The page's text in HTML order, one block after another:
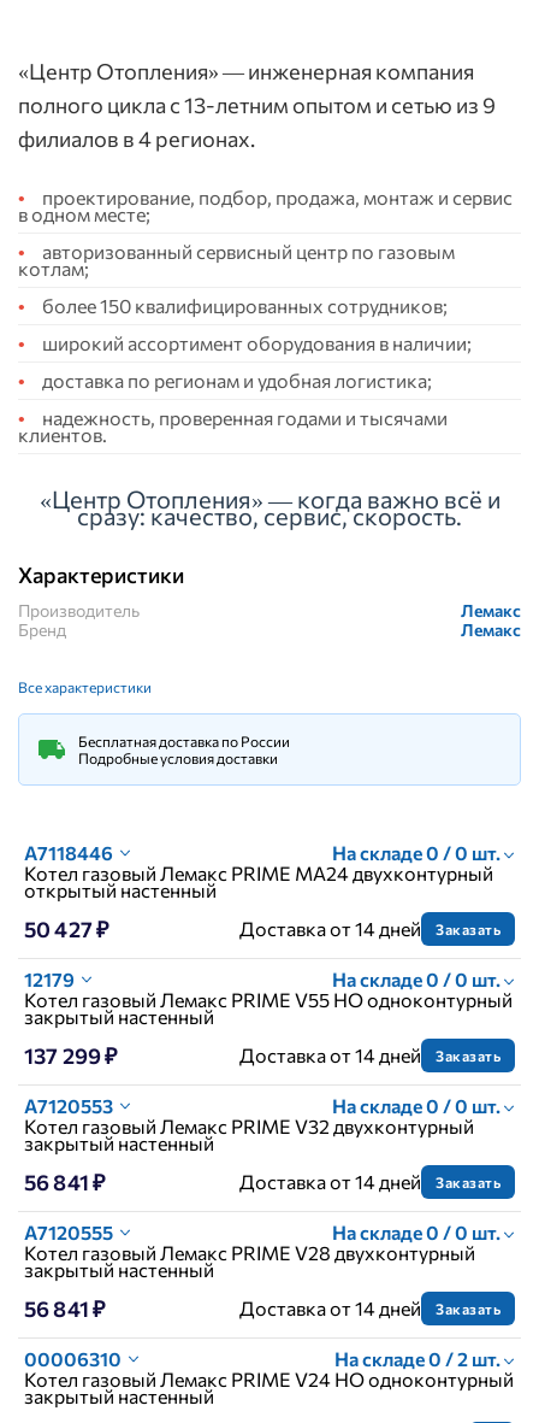
«Центр Отопления» — инженерная компания
полного цикла с 13-летним опытом и сетью из 9
филиалов в 4 регионах.
проектирование, подбор, продажа, монтаж и сервис
в одном месте;
авторизованный сервисный центр по газовым
котлам;
более 150 квалифицированных сотрудников;
широкий ассортимент оборудования в наличии;
доставка по регионам и удобная логистика;
надежность, проверенная годами и тысячами
клиентов.
«Центр Отопления» — когда важно всё и
сразу: качество, сервис, скорость.
Характеристики
Производитель
Лемакс
Бренд
Лемакс
Все характеристики
Бесплатная доставка по России
Подробные условия доставки
A7118446
На складе 0 / 0 шт.
Котел газовый Лемакс PRIME МА24 двухконтурный
открытый настенный
50 427 ₽ Доставка от 14 дней Заказать
12179
На складе 0 / 0 шт.
Котел газовый Лемакс PRIME V55 HO одноконтурный
закрытый настенный
137 299 ₽ Доставка от 14 дней Заказать
A7120553
На складе 0 / 0 шт.
Котел газовый Лемакс PRIME V32 двухконтурный
закрытый настенный
56 841 ₽ Доставка от 14 дней Заказать
A7120555
На складе 0 / 0 шт.
Котел газовый Лемакс PRIME V28 двухконтурный
закрытый настенный
56 841 ₽ Доставка от 14 дней Заказать
00006310
На складе 0 / 2 шт.
Котел газовый Лемакс PRIME V24 НО одноконтурный
закрытый настенный